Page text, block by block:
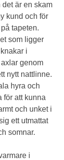
det är en skam
kund och för
tapeten.
som ligger
i
genom
nytt nattlinne.
hyra och
för att kunna
och unket i
ett utmattat
somnar.
i